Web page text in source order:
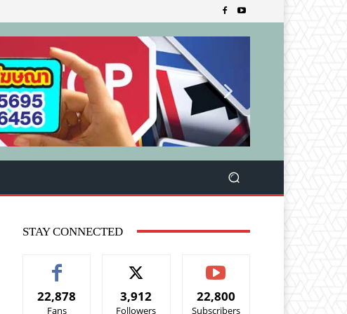
STAY CONNECTED
22,878
Fans
3,912
Followers
22,800
Subscribers